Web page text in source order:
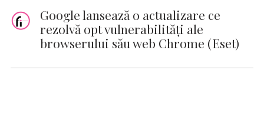
Google lansează o actualizare ce
rezolvă opt vulnerabilităţi ale
browserului său web Chrome (Eset)